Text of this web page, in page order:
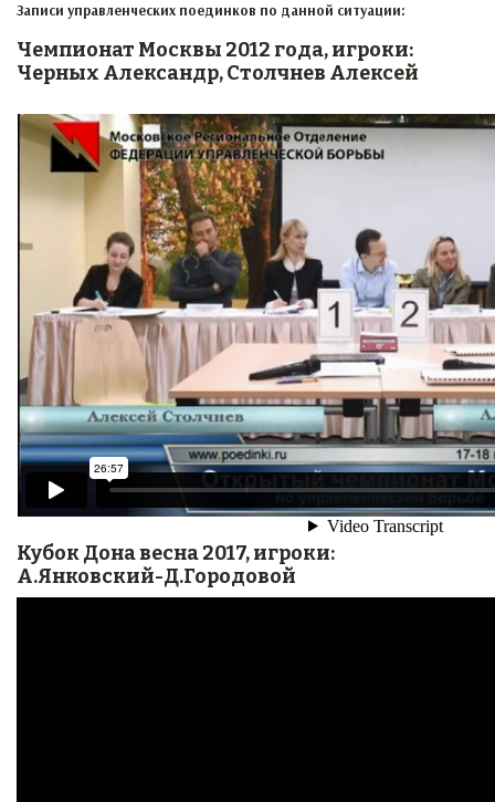
Записи управленческих поединков по данной ситуации:
Чемпионат Москвы 2012 года, игроки:
Черных Александр, Столчнев Алексей
Кубок Дона весна 2017, игроки:
А.Янковский-Д.Городовой